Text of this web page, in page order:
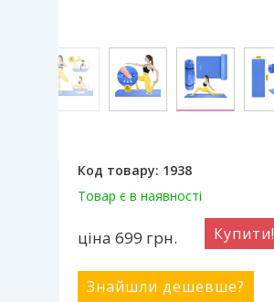
Код товару: 1938
Товар є в наявності
ціна 699 грн. Купити!
Знайшли дешевше?